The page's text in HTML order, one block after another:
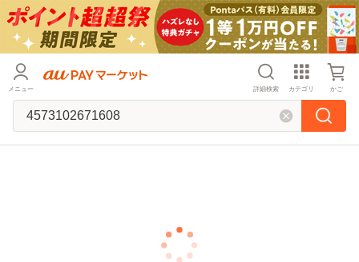
メニュー 詳細検索 カテゴリ かご